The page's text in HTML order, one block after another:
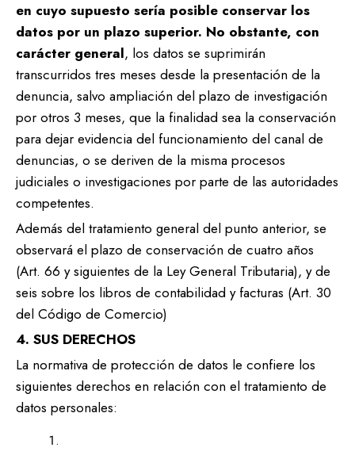
en cuyo supuesto sería posible conservar los
datos por un plazo superior. No obstante, con
carácter general, los datos se suprimirán
transcurridos tres meses desde la presentación de la
denuncia, salvo ampliación del plazo de investigación
por otros 3 meses, que la finalidad sea la conservación
para dejar evidencia del funcionamiento del canal de
denuncias, o se deriven de la misma procesos
judiciales o investigaciones por parte de las autoridades
competentes.
Además del tratamiento general del punto anterior, se
observará el plazo de conservación de cuatro años
(Art. 66 y siguientes de la Ley General Tributaria), y de
seis sobre los libros de contabilidad y facturas (Art. 30
del Código de Comercio)
4. SUS DERECHOS
La normativa de protección de datos le confiere los
siguientes derechos en relación con el tratamiento de
datos personales: